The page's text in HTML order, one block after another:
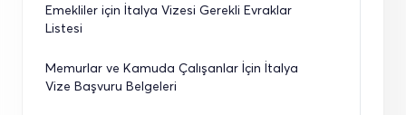
Emekliler için İtalya Vizesi Gerekli Evraklar
Listesi
Memurlar ve Kamuda Çalışanlar İçin İtalya
Vize Başvuru Belgeleri